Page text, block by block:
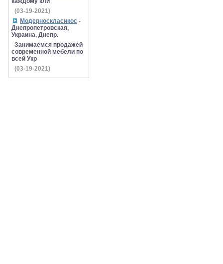
(03-19-2021)
Модерноскласикос -
Днепропетровская,
Украина, Днепр.
Занимаемся продажей
современной мебели по
всей Укр
(03-19-2021)